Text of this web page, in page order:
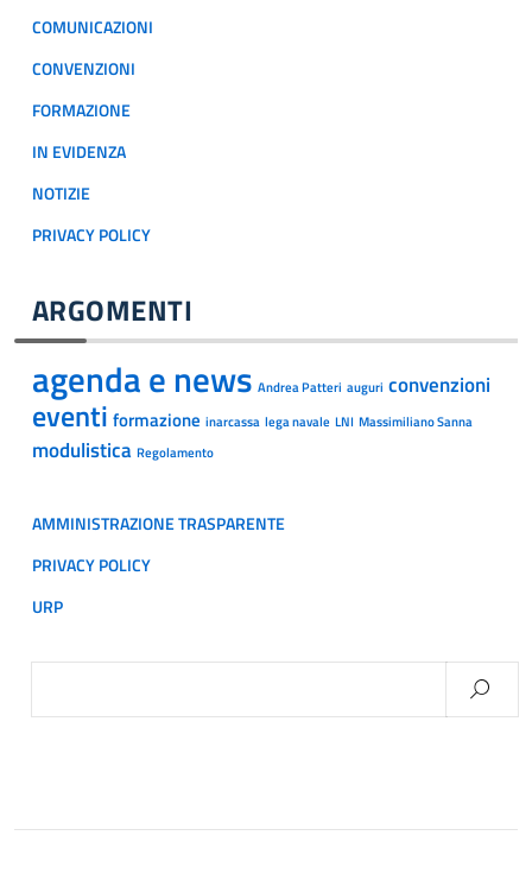
COMUNICAZIONI
CONVENZIONI
FORMAZIONE
IN EVIDENZA
NOTIZIE
PRIVACY POLICY
ARGOMENTI
agenda e news Andrea Patteri auguri convenzioni
eventi formazione inarcassa lega navale LNI Massimiliano Sanna
modulistica Regolamento
AMMINISTRAZIONE TRASPARENTE
PRIVACY POLICY
URP